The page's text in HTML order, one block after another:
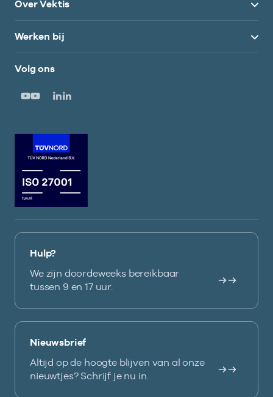
Over Vektis
Werken bij
Volg ons
Hulp?
We zijn doordeweeks bereikbaar
tussen 9 en 17 uur.
Nieuwsbrief
Altijd op de hoogte blijven van al onze
nieuwtjes? Schrijf je nu in.